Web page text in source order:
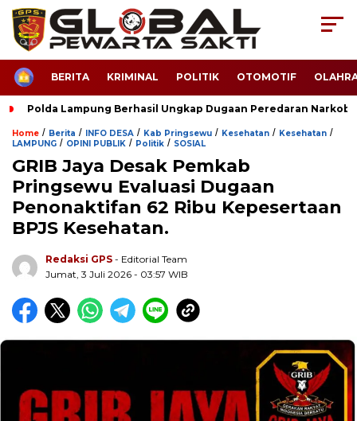
HOMEBERITA KRIMINAL POLITIK OTOMOTIF
Polda Lampung Berhasil Ungkap Dugaan Peredaran
Home / Berita / INFO DESA / Kab Pringsewu / Kesehatan / Kesehatan /
LAMPUNG / OPINI PUBLIK / Politik / SOSIAL
GRIB Jaya Desak Pemkab
Pringsewu Evaluasi Dugaan
Penonaktifan 62 Ribu Kepesertaan
BPJS Kesehatan.
Redaksi GPS - Editorial Team
Jumat, 3 Juli 2026 - 03:57 WIB